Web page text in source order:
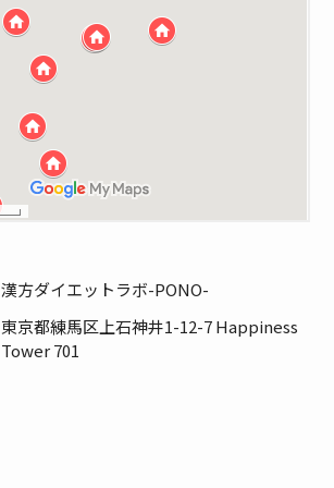
漢方ダイエットラボ-PONO-
東京都練馬区上石神井1-12-7 Happiness
Tower 701